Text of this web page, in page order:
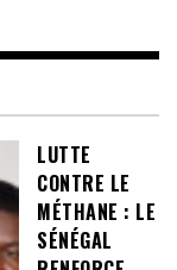
LUTTE
CONTRE LE
MÉTHANE : LE
SÉNÉGAL